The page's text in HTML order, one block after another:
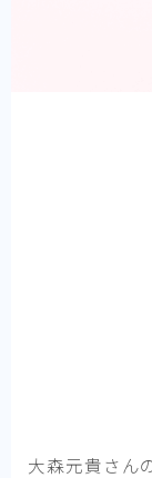
大森元貴さん